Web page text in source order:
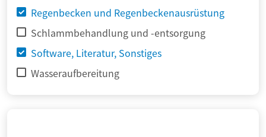
Regenbecken und Regenbeckenausrüstung
Schlammbehandlung und -entsorgung
Software, Literatur, Sonstiges
Wasseraufbereitung